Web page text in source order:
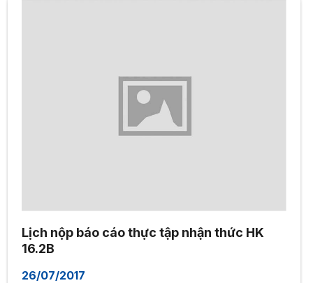
Lịch nộp báo cáo thực tập nhận thức HK
16.2B
26/07/2017